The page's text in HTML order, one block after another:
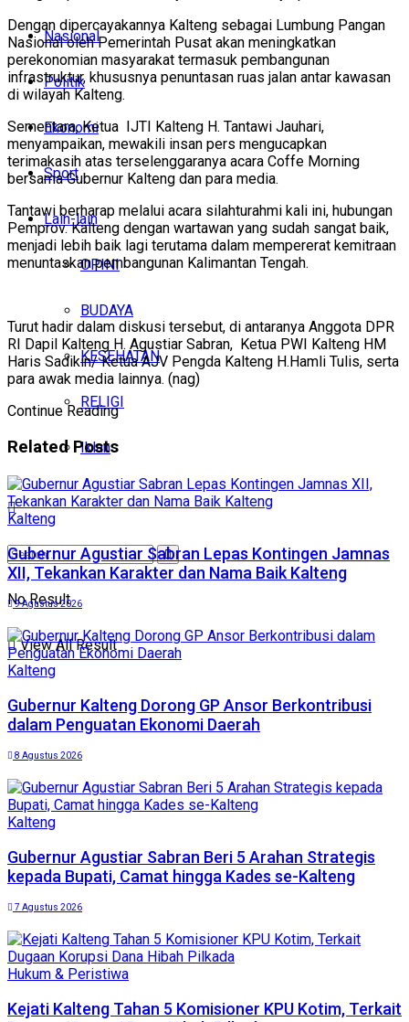
Nasional
Politik
Ekonomi
Sport
Lain-lain
OPINI
BUDAYA
KESEHATAN
RELIGI
Iklan
No Result
View All Result
Dengan dipercayakannya Kalteng sebagai Lumbung Pangan
Nasional oleh Pemerintah Pusat akan meningkatkan
perekonomian masyarakat termasuk pembangunan
infrastruktur, khususnya penuntasan ruas jalan antar kawasan
di wilayah Kalteng.
Sementara, Ketua IJTI Kalteng H. Tantawi Jauhari,
menyampaikan, mewakili insan pers mengucapkan
terimakasih atas terselenggaranya acara Coffe Morning
bersama Gubernur Kalteng dan para media.
Tantawi berharap melalui acara silahturahmi kali ini, hubungan
Pemprov. Kalteng dengan wartawan yang sudah sangat baik,
menjadi lebih baik lagi terutama dalam mempererat kemitraan
menuntaskan pembangunan Kalimantan Tengah.
Turut hadir dalam diskusi tersebut, di antaranya Anggota DPR
RI Dapil Kalteng H. Agustiar Sabran, Ketua PWI Kalteng HM
Haris Sadikin/ Ketua AJV Pengda Kalteng H.Hamli Tulis, serta
para awak media lainnya. (nag)
Continue Reading
RelatedPosts
Kalteng
Gubernur Agustiar Sabran Lepas Kontingen Jamnas
XII, Tekankan Karakter dan Nama Baik Kalteng
9 Agustus 2026
Kalteng
Gubernur Kalteng Dorong GP Ansor Berkontribusi
dalam Penguatan Ekonomi Daerah
8 Agustus 2026
Kalteng
Gubernur Agustiar Sabran Beri 5 Arahan Strategis
kepada Bupati, Camat hingga Kades se-Kalteng
7 Agustus 2026
Hukum & Peristiwa
Kejati Kalteng Tahan 5 Komisioner KPU Kotim, Terkait